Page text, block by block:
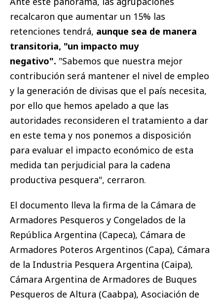
recalcaron que aumentar un 15% las
retenciones tendrá, aunque sea de manera
transitoria, "un impacto muy
negativo". "Sabemos que nuestra mejor
contribución será mantener el nivel de empleo
y la generación de divisas que el país necesita,
por ello que hemos apelado a que las
autoridades reconsideren el tratamiento a dar
en este tema y nos ponemos a disposición
para evaluar el impacto económico de esta
medida tan perjudicial para la cadena
productiva pesquera", cerraron.
El documento lleva la firma de la Cámara de
Armadores Pesqueros y Congelados de la
República Argentina (Capeca), Cámara de
Armadores Poteros Argentinos (Capa), Cámara
de la Industria Pesquera Argentina (Caipa),
Cámara Argentina de Armadores de Buques
Pesqueros de Altura (Caabpa), Asociación de